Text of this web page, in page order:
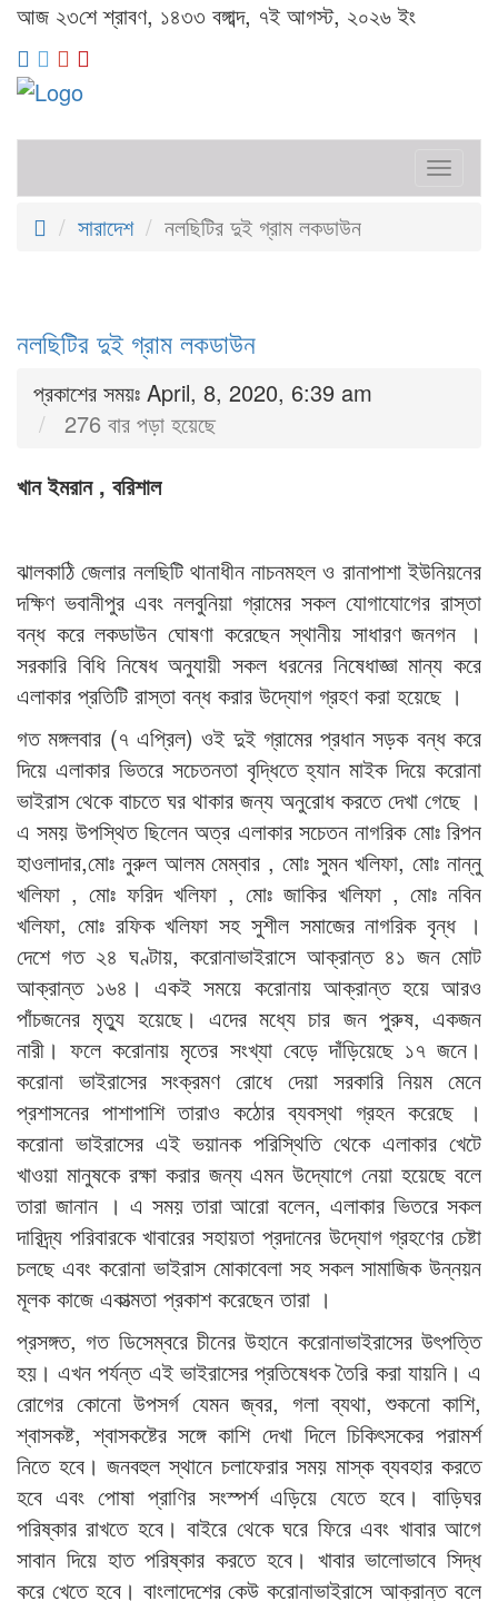
আজ ২৩শে শ্রাবণ, ১৪৩৩ বঙ্গাব্দ, ৭ই আগস্ট, ২০২৬ ইং
সারাদেশ নলছিটির দুই গ্রাম লকডাউন
নলছিটির দুই গ্রাম লকডাউন
প্রকাশের সময়ঃ April, 8, 2020, 6:39 am
276 বার পড়া হয়েছে
খান ইমরান , বরিশাল
ঝালকাঠি জেলার নলছিটি থানাধীন নাচনমহল ও রানাপাশা ইউনিয়নের
দক্ষিণ ভবানীপুর এবং নলবুনিয়া গ্রামের সকল যোগাযোগের রাস্তা
বন্ধ করে লকডাউন ঘোষণা করেছেন স্থানীয় সাধারণ জনগন ।
সরকারি বিধি নিষেধ অনুযায়ী সকল ধরনের নিষেধাজ্ঞা মান্য করে
এলাকার প্রতিটি রাস্তা বন্ধ করার উদ্যোগ গ্রহণ করা হয়েছে ।
গত মঙ্গলবার (৭ এপ্রিল) ওই দুই গ্রামের প্রধান সড়ক বন্ধ করে
দিয়ে এলাকার ভিতরে সচেতনতা বৃদ্ধিতে হ্যান মাইক দিয়ে করোনা
ভাইরাস থেকে বাচতে ঘর থাকার জন্য অনুরোধ করতে দেখা গেছে ।
এ সময় উপস্থিত ছিলেন অত্র এলাকার সচেতন নাগরিক মোঃ রিপন
হাওলাদার,মোঃ নুরুল আলম মেম্বার , মোঃ সুমন খলিফা, মোঃ নান্নু
খলিফা , মোঃ ফরিদ খলিফা , মোঃ জাকির খলিফা , মোঃ নবিন
খলিফা, মোঃ রফিক খলিফা সহ সুশীল সমাজের নাগরিক বৃন্ধ ।
দেশে গত ২৪ ঘণ্টায়, করোনাভাইরাসে আক্রান্ত ৪১ জন মোট
আক্রান্ত ১৬৪। একই সময়ে করোনায় আক্রান্ত হয়ে আরও
পাঁচজনের মৃত্যু হয়েছে। এদের মধ্যে চার জন পুরুষ, একজন
নারী। ফলে করোনায় মৃতের সংখ্যা বেড়ে দাঁড়িয়েছে ১৭ জনে।
করোনা ভাইরাসের সংক্রমণ রোধে দেয়া সরকারি নিয়ম মেনে
প্রশাসনের পাশাপাশি তারাও কঠোর ব্যবস্থা গ্রহন করেছে ।
করোনা ভাইরাসের এই ভয়ানক পরিস্থিতি থেকে এলাকার খেটে
খাওয়া মানুষকে রক্ষা করার জন্য এমন উদ্যোগে নেয়া হয়েছে বলে
তারা জানান । এ সময় তারা আরো বলেন, এলাকার ভিতরে সকল
দারিদ্র্য পরিবারকে খাবারের সহায়তা প্রদানের উদ্যোগ গ্রহণের চেষ্টা
চলছে এবং করোনা ভাইরাস মোকাবেলা সহ সকল সামাজিক উন্নয়ন
মূলক কাজে একাত্মতা প্রকাশ করেছেন তারা ।
প্রসঙ্গত, গত ডিসেম্বরে চীনের উহানে করোনাভাইরাসের উৎপত্তি
হয়। এখন পর্যন্ত এই ভাইরাসের প্রতিষেধক তৈরি করা যায়নি। এ
রোগের কোনো উপসর্গ যেমন জ্বর, গলা ব্যথা, শুকনো কাশি,
শ্বাসকষ্ট, শ্বাসকষ্টের সঙ্গে কাশি দেখা দিলে চিকিৎসকের পরামর্শ
নিতে হবে। জনবহুল স্থানে চলাফেরার সময় মাস্ক ব্যবহার করতে
হবে এবং পোষা প্রাণির সংস্পর্শ এড়িয়ে যেতে হবে। বাড়িঘর
পরিষ্কার রাখতে হবে। বাইরে থেকে ঘরে ফিরে এবং খাবার আগে
সাবান দিয়ে হাত পরিষ্কার করতে হবে। খাবার ভালোভাবে সিদ্ধ
করে খেতে হবে। বাংলাদেশের কেউ করোনাভাইরাসে আক্রান্ত বলে